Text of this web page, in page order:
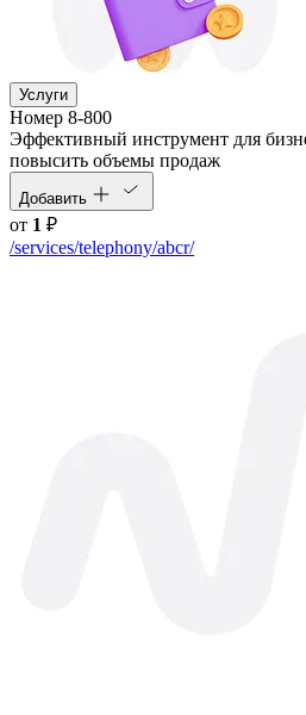
Услуги
Номер 8-800
Эффективный инструмент для
повысить объемы продаж
Добавить
от 1 ₽
/services/telephony/abcr/